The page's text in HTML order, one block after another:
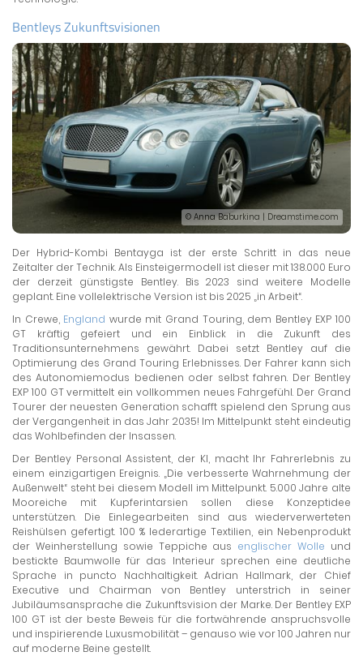
Bentleys Zukunftsvisionen
© Anna Baburkina | Dreamstime.com
Der Hybrid-Kombi Bentayga ist der erste Schritt in das neue
Zeitalter der Technik. Als Einsteigermodell ist dieser mit 138.000 Euro
der derzeit günstigste Bentley. Bis 2023 sind weitere Modelle
geplant. Eine vollelektrische Version ist bis 2025 „in Arbeit“.
In Crewe, England wurde mit Grand Touring, dem Bentley EXP 100
GT kräftig gefeiert und ein Einblick in die Zukunft des
Traditionsunternehmens gewährt. Dabei setzt Bentley auf die
Optimierung des Grand Touring Erlebnisses. Der Fahrer kann sich
des Autonomiemodus bedienen oder selbst fahren. Der Bentley
EXP 100 GT vermittelt ein vollkommen neues Fahrgefühl. Der Grand
Tourer der neuesten Generation schafft spielend den Sprung aus
der Vergangenheit in das Jahr 2035! Im Mittelpunkt steht eindeutig
das Wohlbefinden der Insassen.
Der Bentley Personal Assistent, der KI, macht Ihr Fahrerlebnis zu
einem einzigartigen Ereignis. „Die verbesserte Wahrnehmung der
Außenwelt“ steht bei diesem Modell im Mittelpunkt. 5.000 Jahre alte
Mooreiche mit Kupferintarsien sollen diese Konzeptidee
unterstützen. Die Einlegearbeiten sind aus wiederverwerteten
Reishülsen gefertigt. 100 % lederartige Textilien, ein Nebenprodukt
der Weinherstellung sowie Teppiche aus englischer Wolle und
bestickte Baumwolle für das Interieur sprechen eine deutliche
Sprache in puncto Nachhaltigkeit. Adrian Hallmark, der Chief
Executive und Chairman von Bentley unterstrich in seiner
Jubiläumsansprache die Zukunftsvision der Marke. Der Bentley EXP
100 GT ist der beste Beweis für die fortwährende anspruchsvolle
und inspirierende Luxusmobilität – genauso wie vor 100 Jahren nur
auf moderne Beine gestellt.